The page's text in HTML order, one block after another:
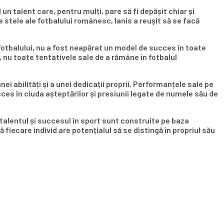
talent care, pentru mulți, pare să fi depășit chiar și
ale fotbalului românesc, Ianis a reușit să se facă
nu a fost neapărat un model de succes în toate
nu toate tentativele sale de a rămâne în fotbalul
abilități și a unei dedicații proprii. Performanțele sale pe
în ciuda așteptărilor și presiunii legate de numele său de
și succesul în sport sunt construite pe baza
individ are potențialul să se distingă în propriul său